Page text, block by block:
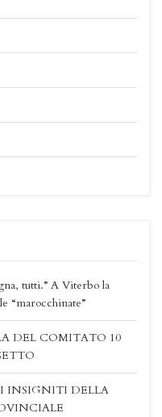
tutti.” A Viterbo la
“marocchinate”
DEL COMITATO 10
INSIGNITI DELLA